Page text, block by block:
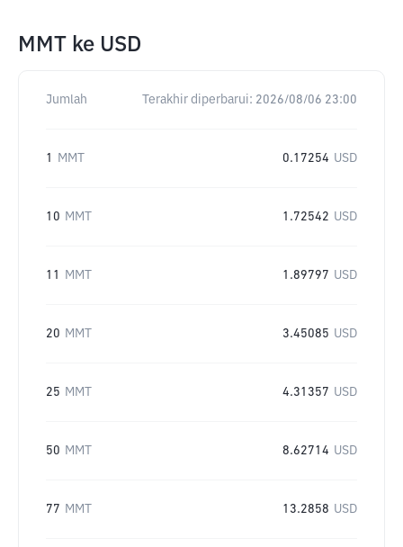
MMT ke USD
Jumlah Terakhir diperbarui: 2026/08/06 23:00
1 MMT 0.17254 USD
10 MMT 1.72542 USD
11 MMT 1.89797 USD
20 MMT 3.45085 USD
25 MMT 4.31357 USD
50 MMT 8.62714 USD
77 MMT 13.2858 USD